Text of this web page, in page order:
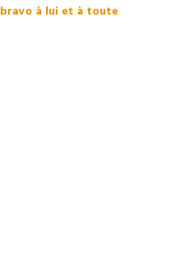
bravo à lui et à toute